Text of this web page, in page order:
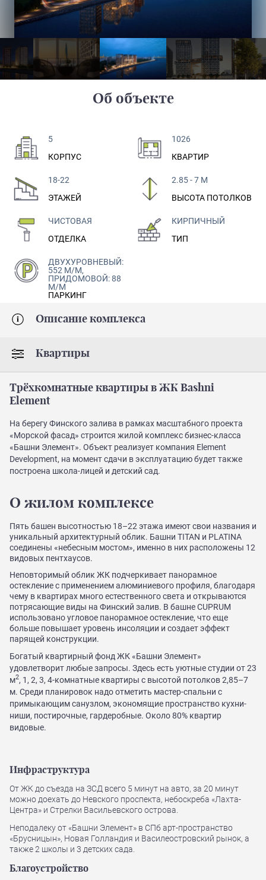
Об объекте
5
КОРПУС
1026
КВАРТИР
18-22
ЭТАЖЕЙ
2.85 - 7 М
ВЫСОТА ПОТОЛКОВ
ЧИСТОВАЯ
ОТДЕЛКА
КИРПИЧНЫЙ
ТИП
ДВУХУРОВНЕВЫЙ:
552 М/М,
ПРИДОМОВОЙ: 88
М/М
ПАРКИНГ
Описание комплекса
Квартиры
Трёхкомнатные квартиры в ЖК Bashni
Element
На берегу Финского залива в рамках масштабного проекта
«Морской фасад» строится жилой комплекс бизнес-класса
«Башни Элемент». Объект реализует компания Element
Development, на момент сдачи в эксплуатацию будет также
построена школа-лицей и детский сад.
О жилом комплексе
Пять башен высотностью 18–22 этажа имеют свои названия и
уникальный архитектурный облик. Башни TITAN и PLATINA
соединены «небесным мостом», именно в них расположены 12
видовых пентхаусов.
Неповторимый облик ЖК подчеркивает панорамное
остекление с применением алюминиевого профиля, благодаря
чему в квартирах много естественного света и открываются
потрясающие виды на Финский залив. В башне CUPRUM
использовано угловое панорамное остекление, что еще
больше повышает уровень инсоляции и создает эффект
парящей конструкции.
Богатый квартирный фонд ЖК «Башни Элемент»
удовлетворит любые запросы. Здесь есть уютные студии от 23
м2, 1, 2, 3, 4-комнатные квартиры с высотой потолков 2,85–7
м. Среди планировок надо отметить мастер-спальни с
примыкающим санузлом, экономящие пространство кухни-
ниши, постирочные, гардеробные. Около 80% квартир
видовые.
Инфраструктура
От ЖК до съезда на ЗСД всего 5 минут на авто, за 20 минут
можно доехать до Невского проспекта, небоскреба «Лахта-
Центра» и Стрелки Васильевского острова.
Неподалеку от «Башни Элемент» в СПб арт-пространство
«Брусницын», Новая Голландия и Василеостровский рынок, а
также 2 школы и 3 детских сада.
Благоустройство